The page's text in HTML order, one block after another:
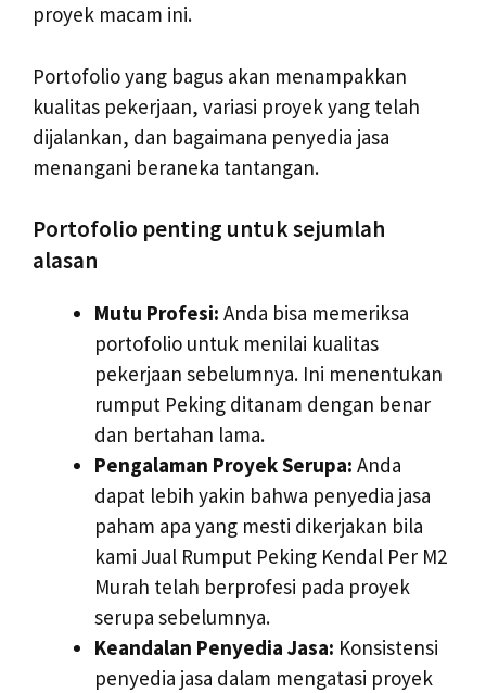
proyek macam ini.
Portofolio yang bagus akan menampakkan
kualitas pekerjaan, variasi proyek yang telah
dijalankan, dan bagaimana penyedia jasa
menangani beraneka tantangan.
Portofolio penting untuk sejumlah
alasan
Mutu Profesi: Anda bisa memeriksa
portofolio untuk menilai kualitas
pekerjaan sebelumnya. Ini menentukan
rumput Peking ditanam dengan benar
dan bertahan lama.
Pengalaman Proyek Serupa: Anda
dapat lebih yakin bahwa penyedia jasa
paham apa yang mesti dikerjakan bila
kami Jual Rumput Peking Kendal Per M2
Murah telah berprofesi pada proyek
serupa sebelumnya.
Keandalan Penyedia Jasa: Konsistensi
penyedia jasa dalam mengatasi proyek